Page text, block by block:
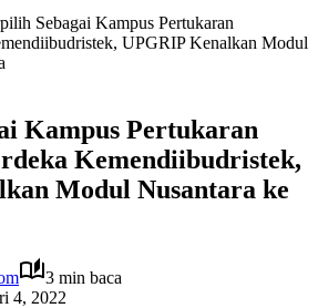
Sebagai Kampus Pertukaran
UPGRIP Kenalkan Modul
Kampus Pertukaran
Kemendiibudristek,
Modul Nusantara ke
3 min baca
4, 2022